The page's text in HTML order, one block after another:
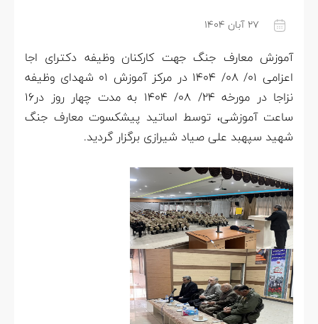
۲۷ آبان ۱۴۰۴
آموزش معارف جنگ جهت کارکنان وظیفه دکترای اجا
اعزامی ۰۱/ ۰۸/ ۱۴۰۴ در مرکز آموزش ۰۱ شهدای وظیفه
نزاجا در مورخه ۲۴/ ۰۸/ ۱۴۰۴ به مدت چهار روز در۱۶
ساعت آموزشی، توسط اساتید پیشکسوت معارف جنگ
شهید سپهبد علی صیاد شیرازی برگزار گردید.